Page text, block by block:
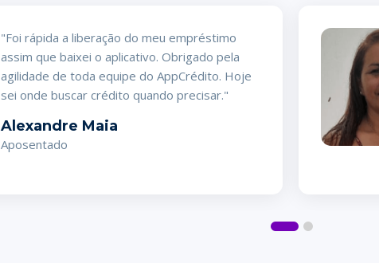
"Foi rápida a liberação do meu empréstimo
assim que baixei o aplicativo. Obrigado pela
agilidade de toda equipe do AppCrédito. Hoje
sei onde buscar crédito quando precisar."
Alexandre Maia
Aposentado